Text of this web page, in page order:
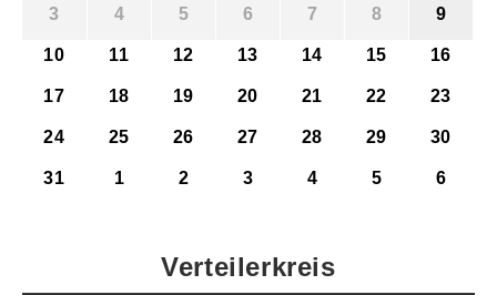
3 4 5 6 7 8 9
10 11 12 13 14 15 16
17 18 19 20 21 22 23
24 25 26 27 28 29 30
31 1 2 3 4 5 6
Verteilerkreis